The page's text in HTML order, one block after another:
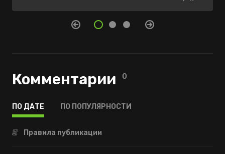
Комментарии 0
ПО ДАТЕ ПО ПОПУЛЯРНОСТИ
Правила публикации